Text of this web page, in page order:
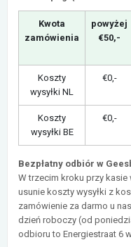
Kwota
zamówienia
powyżej
€50,-
Koszty
wysyłki NL
€0,-
Koszty
wysyłki BE
€0,-
Bezpłatny odbiór w
W trzecim kroku przy
usunie koszty wysyłki z
zamówienie za darmo u
dzień roboczy (od
odbioru to Energiestraat 6